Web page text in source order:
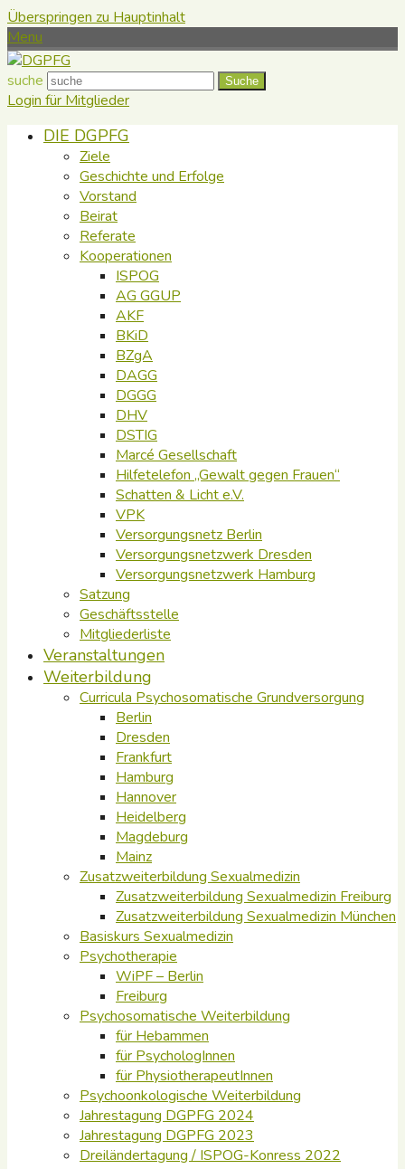
Überspringen zu Hauptinhalt
Menu
suche Suche
Login für Mitglieder
DIE DGPFG
Ziele
Geschichte und Erfolge
Vorstand
Beirat
Referate
Kooperationen
ISPOG
AG GGUP
AKF
BKiD
BZgA
DAGG
DGGG
DHV
DSTIG
Marcé Gesellschaft
Hilfetelefon „Gewalt gegen Frauen“
Schatten & Licht e.V.
VPK
Versorgungsnetz Berlin
Versorgungsnetzwerk Dresden
Versorgungsnetzwerk Hamburg
Satzung
Geschäftsstelle
Mitgliederliste
Veranstaltungen
Weiterbildung
Curricula Psychosomatische Grundversorgung
Berlin
Dresden
Frankfurt
Hamburg
Hannover
Heidelberg
Magdeburg
Mainz
Zusatzweiterbildung Sexualmedizin
Zusatzweiterbildung Sexualmedizin Freiburg
Zusatzweiterbildung Sexualmedizin München
Basiskurs Sexualmedizin
Psychotherapie
WiPF – Berlin
Freiburg
Psychosomatische Weiterbildung
für Hebammen
für PsychologInnen
für PhysiotherapeutInnen
Psychoonkologische Weiterbildung
Jahrestagung DGPFG 2024
Jahrestagung DGPFG 2023
Dreiländertagung / ISPOG-Konress 2022